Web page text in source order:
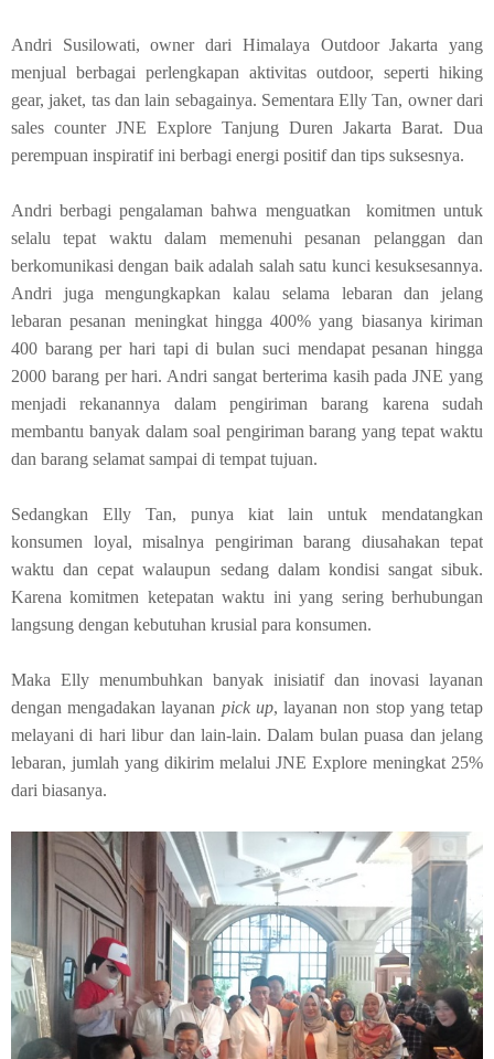
Andri Susilowati, owner dari Himalaya Outdoor Jakarta yang
menjual berbagai perlengkapan aktivitas outdoor, seperti hiking
gear, jaket, tas dan lain sebagainya. Sementara Elly Tan, owner dari
sales counter JNE Explore Tanjung Duren Jakarta Barat. Dua
perempuan inspiratif ini berbagi energi positif dan tips suksesnya.
Andri berbagi pengalaman bahwa menguatkan komitmen untuk
selalu tepat waktu dalam memenuhi pesanan pelanggan dan
berkomunikasi dengan baik adalah salah satu kunci kesuksesannya.
Andri juga mengungkapkan kalau selama lebaran dan jelang
lebaran pesanan meningkat hingga 400% yang biasanya kiriman
400 barang per hari tapi di bulan suci mendapat pesanan hingga
2000 barang per hari. Andri sangat berterima kasih pada JNE yang
menjadi rekanannya dalam pengiriman barang karena sudah
membantu banyak dalam soal pengiriman barang yang tepat waktu
dan barang selamat sampai di tempat tujuan.
Sedangkan Elly Tan, punya kiat lain untuk mendatangkan
konsumen loyal, misalnya pengiriman barang diusahakan tepat
waktu dan cepat walaupun sedang dalam kondisi sangat sibuk.
Karena komitmen ketepatan waktu ini yang sering berhubungan
langsung dengan kebutuhan krusial para konsumen.
Maka Elly menumbuhkan banyak inisiatif dan inovasi layanan
dengan mengadakan layanan pick up, layanan non stop yang tetap
melayani di hari libur dan lain-lain. Dalam bulan puasa dan jelang
lebaran, jumlah yang dikirim melalui JNE Explore meningkat 25%
dari biasanya.